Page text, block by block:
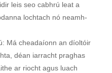
leis seo cabhrú leat a
lochtach nó neamh-
Má cheadaíonn an díoltóir
déan iarracht praghas
ar riocht agus luach